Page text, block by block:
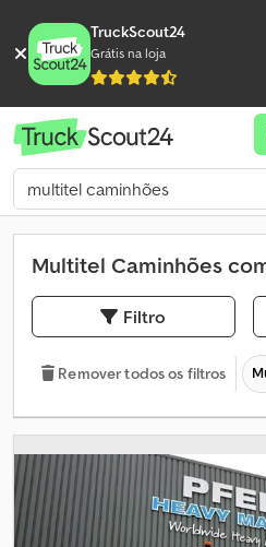
TruckScout24
Grátis na loja
Multitel Caminhões
Filtro
Remover todos os filtros